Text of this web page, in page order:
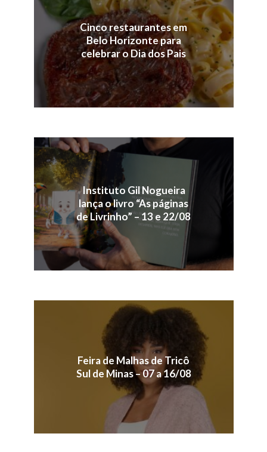
Cinco restaurantes em
Belo Horizonte para
celebrar o Dia dos Pais
Instituto Gil Nogueira
lança o livro “As páginas
de Livrinho” – 13 e 22/08
Feira de Malhas de Tricô
Sul de Minas – 07 a 16/08